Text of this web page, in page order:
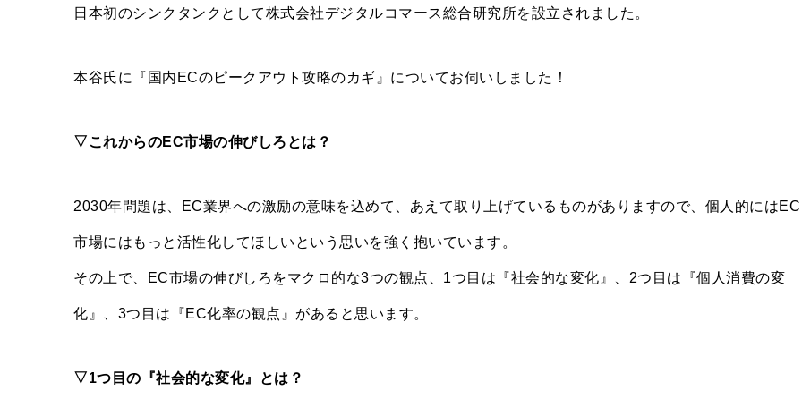
日本初のシンクタンクとして株式会社デジタルコマース総合研究所を設立されました。
本谷氏に『国内ECのピークアウト攻略のカギ』についてお伺いしました！
▽これからのEC市場の伸びしろとは？
2030年問題は、EC業界への激励の意味を込めて、あえて取り上げているものがありますので、個人的にはEC
市場にはもっと活性化してほしいという思いを強く抱いています。
その上で、EC市場の伸びしろをマクロ的な3つの観点、1つ目は『社会的な変化』、2つ目は『個人消費の変
化』、3つ目は『EC化率の観点』があると思います。
▽1つ目の『社会的な変化』とは？